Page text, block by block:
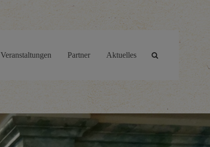
Site
Veranstaltungen Partner Aktuelles